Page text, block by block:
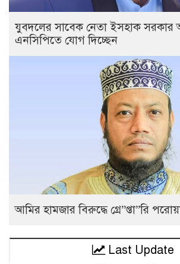
যুবদলের সাবেক নেতা ইসহাক সরকার
এনসিপিতে যোগ দিচ্ছেন
আমির হামজার বিরুদ্ধে গ্রে”প্তা”রি
Last Update